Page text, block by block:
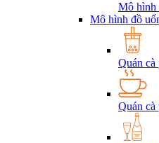
Mô hình
Mô hình đồ
Quán cà
Quán cà